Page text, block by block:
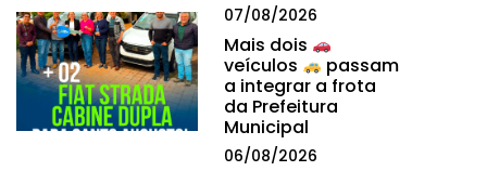
07/08/2026
Mais dois
veículos
passam
a integrar a frota
da Prefeitura
Municipal
06/08/2026